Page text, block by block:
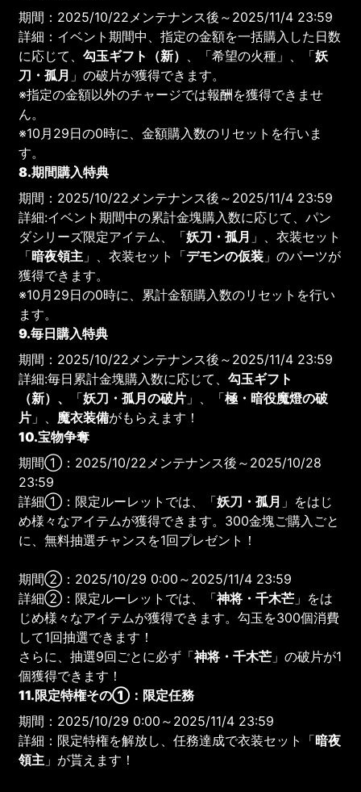
期間：2025/10/22メンテナンス後～2025/11/4 23:59
詳細：イベント期間中、指定の金額を一括購入した日数
に応じて、勾玉ギフト（新） 、「希望の火種」、「妖
刀・孤月 」の破片が獲得できます。
※指定の金額以外のチャージでは報酬を獲得できませ
ん。
※10月29日の0時に、金額購入数のリセットを行いま
す。
8.期間購入特典
期間：2025/10/22メンテナンス後～2025/11/4 23:59
詳細:イベント期間中の累計金塊購入数に応じて、パン
ダシリーズ限定アイテム、「妖刀・孤月 」、衣装セット
「暗夜領主 」、衣装セット「デモンの仮装 」のパーツが
獲得できます。
※10月29日の0時に、累計金額購入数のリセットを行い
ます。
9.毎日購入特典
期間：2025/10/22メンテナンス後～2025/11/4 23:59
詳細:毎日累計金塊購入数に応じて、勾玉ギフト
（新）、
「妖刀・孤月の破片 」、「極・暗役魔燈の破
片 」、 魔衣装備がもらえます！
10.宝物争奪
期間①：2025/10/22メンテナンス後～2025/10/28
23:59
詳細①：限定ルーレットでは、「妖刀・孤月 」をはじ
め様々なアイテムが獲得できます。300金塊ご購入ごと
に、無料抽選チャンスを1回プレゼント！
期間②：2025/10/29 0:00～2025/11/4 23:59
詳細②：限定ルーレットでは、「神将・千木芒 」をは
じめ様々なアイテムが獲得できます。勾玉を300個消費
して1回抽選できます！
さらに、抽選9回ごとに必ず「神将・千木芒 」の破片が1
個獲得できます！
11.限定特権その①：限定任務
期間：2025/10/29 0:00～2025/11/4 23:59
詳細：限定特権を解放し、任務達成で衣装セット「暗夜
領主 」が貰えます！